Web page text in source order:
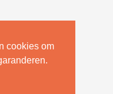
cookies om